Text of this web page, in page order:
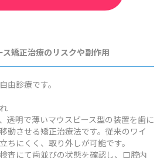
ス矯正治療のリスクや副作用
由診療です。
透明で薄いマウスピース型の装置を歯に
動させる矯正治療法です。従来のワイ
ちにくく、取り外しが可能です。
査にて歯並びの状態を確認し、口腔内